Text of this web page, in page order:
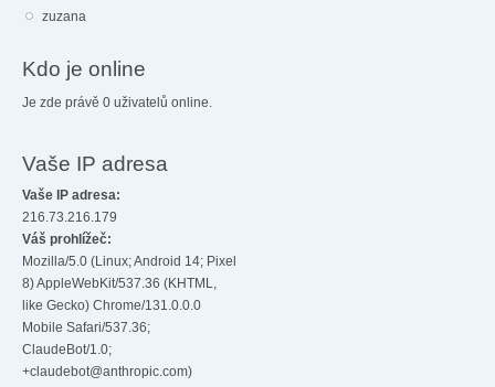
zuzana
Kdo je online
Je zde právě 0 uživatelů online.
Vaše IP adresa
Vaše IP adresa:
216.73.216.179
Váš prohlížeč:
Mozilla/5.0 (Linux; Android 14; Pixel
8) AppleWebKit/537.36 (KHTML,
like Gecko) Chrome/131.0.0.0
Mobile Safari/537.36;
ClaudeBot/1.0;
+claudebot@anthropic.com)